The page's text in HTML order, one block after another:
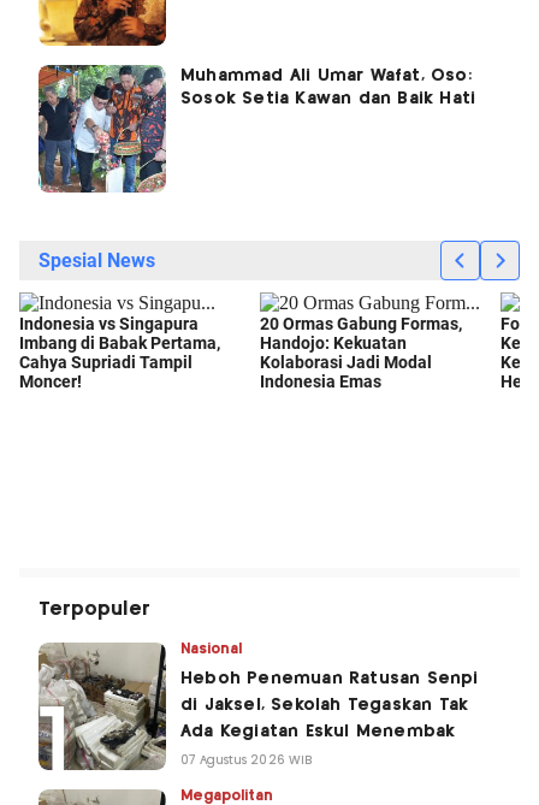
Muhammad Ali Umar Wafat, Oso:
Sosok Setia Kawan dan Baik Hati
Terpopuler
Nasional
Heboh Penemuan Ratusan Senpi
di Jaksel, Sekolah Tegaskan Tak
Ada Kegiatan Eskul Menembak
07 Agustus 2026 WIB
Megapolitan